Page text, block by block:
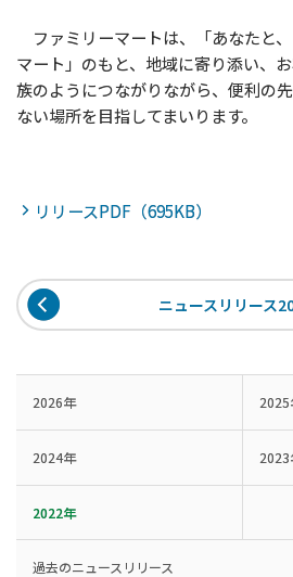
ファミリーマートは、「あなたと
マート」のもと、地域に寄り添い、
族のようにつながりながら、便利の
ない場所を目指してまいります。
リリースPDF（695KB）
ニュースリリース
2026年 2025
2024年 2023
2022年
過去のニュースリリース